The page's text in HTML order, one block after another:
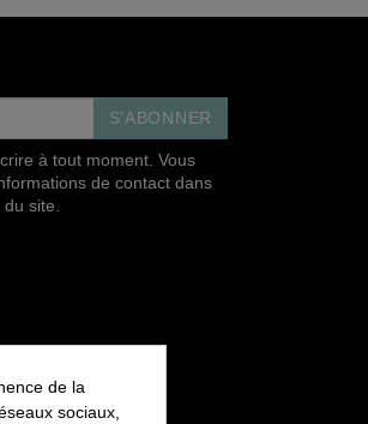
S’ABONNER
à tout moment. Vous
de contact dans
site.
de la
sociaux,